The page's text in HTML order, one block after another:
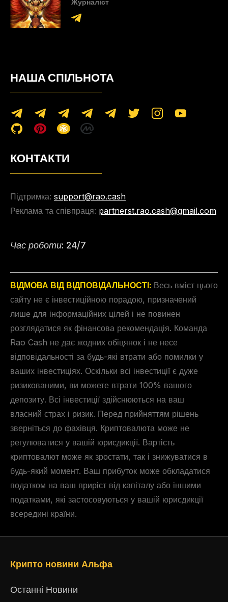
Журналіст
НАША СПІЛЬНОТА
КОНТАКТИ
Підтримка: support@rao.cash
Реклама та співпраця: partnerst.rao.cash@gmail.com
Час роботи: 24/7
ВІДМОВА ВІД ВІДПОВІДАЛЬНОСТІ: Весь вміст цього
сайту не є інвестиційною порадою, призначений
лише для інформаційних цілей і не повинен
розглядатися як фінансова рекомендація. Команда
Rao Cash не дає жодних обіцянок і не несе
відповідальності за будь-які втрати або помилки у
ваших інвестиціях. Оскільки всі інвестиції є дуже
ризикованими, ви можете втрати 100% вашого
депозиту. Всі інвестиції здійснюються на ваш
власний страх і ризик. Перед прийняттям рішень
зверніться до фахівця. Криптовалюта може не
регулюватися у вашій юрисдикції. Вартість
криптовалют може як зростати, так і знижуватися в
будь-який момент. Ваш прибуток може обкладатися
податком на ваш приріст від капіталу або іншими
податками, які застосовуються у вашій юрисдикції
всередині країни.
Крипто новини Альфа
Останні Новини